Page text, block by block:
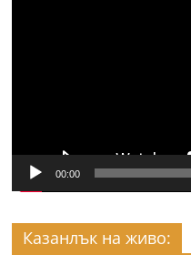
00:00
Казанлък на живо: